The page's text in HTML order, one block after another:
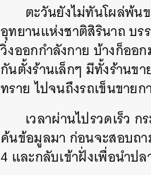
ตะวันยังไม่ทันโผล่พ้น
อุทยานแห่งชาติสิรินาถ บร
วิ่งออกกำลังกาย บ้างก็ออ
กันตั้งร้านเล็กๆ มีทั้งร้านข
ทราย ไปจนถึงรถเข็นขาย
เวลาผ่านไปรวดเร็ว
ค้นข้อมูลมา ก่อนจะสอบถ
4 และกลับเข้าฝั่งเพื่อนำป
ค้นหา